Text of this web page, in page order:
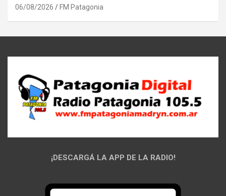
06/08/2026 FM Patagonia
¡DESCARGÁ LA APP DE LA RADIO!